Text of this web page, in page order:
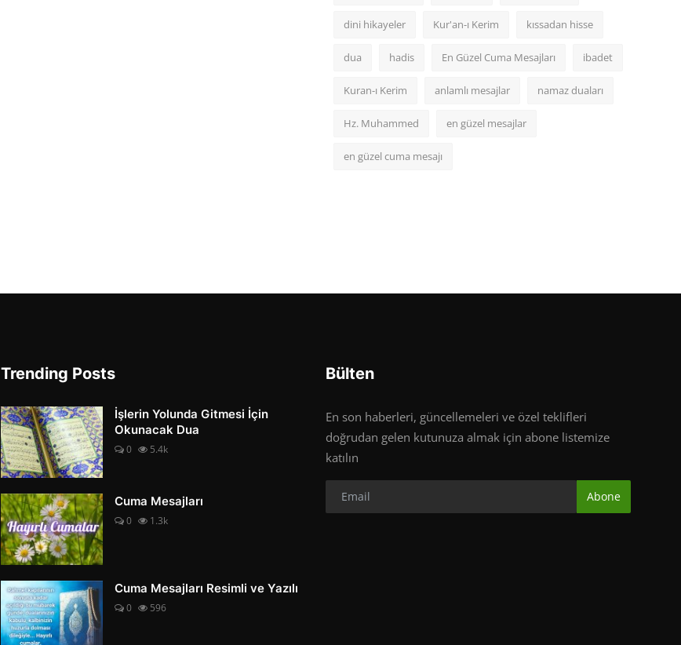
dini hikayeler Kur'an-ı Kerim kıssadan hisse
dua hadis En Güzel Cuma Mesajları ibadet
Kuran-ı Kerim anlamlı mesajlar namaz duaları
Hz. Muhammed en güzel mesajlar
en güzel cuma mesajı
Trending Posts
İşlerin Yolunda Gitmesi İçin
Okunacak Dua
0 5.4k
Cuma Mesajları
0 1.3k
Cuma Mesajları Resimli ve Yazılı
0 596
Bülten
En son haberleri, güncellemeleri ve özel teklifleri
doğrudan gelen kutunuza almak için abone listemize
katılın
Abone